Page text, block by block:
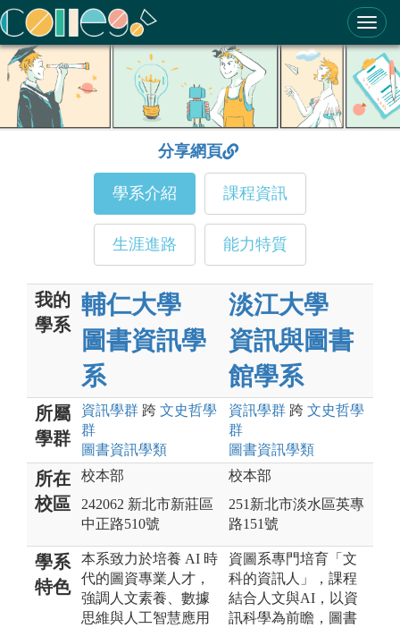
ColleGo! 大學選才與高中育才輔助系統
分享網頁
學系介紹 課程資訊
生涯進路 能力特質
我的
學系
輔仁大學
圖書資訊學
系
淡江大學
資訊與圖書
館學系
所屬
學群
資訊學群 跨 文史哲學
群
圖書資訊學類
資訊學群 跨 文史哲學
群
圖書資訊學類
所在
校區
校本部
242062 新北市新莊區
中正路510號
校本部
251新北市淡水區英專
路151號
學系
特色
本系致力於培養 AI 時
代的圖資專業人才，
強調人文素養、數據
思維與人工智慧應用
資圖系專門培育「文
科的資訊人」，課程
結合人文與AI，以資
訊科學為前瞻，圖書